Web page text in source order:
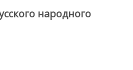
народного